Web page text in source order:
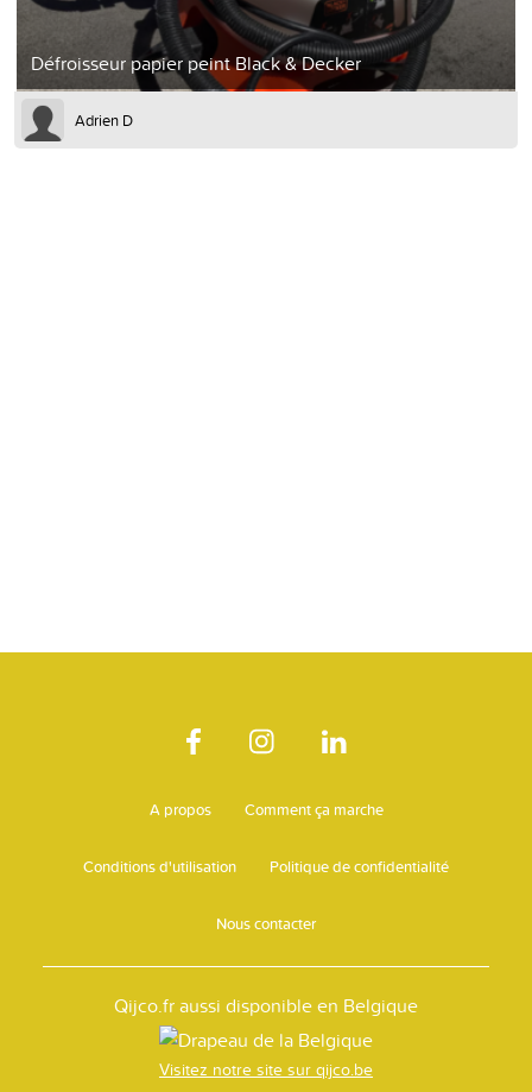
Défroisseur papier peint Black & Decker
Adrien D
A propos Comment ça marche
Conditions d'utilisation Politique de confidentialité
Nous contacter
Qijco.fr aussi disponible en Belgique
Visitez notre site sur qijco.be